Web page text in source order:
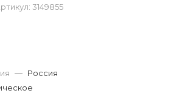
3149855
— Россия